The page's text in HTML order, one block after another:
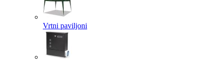
Vrtni paviljoni